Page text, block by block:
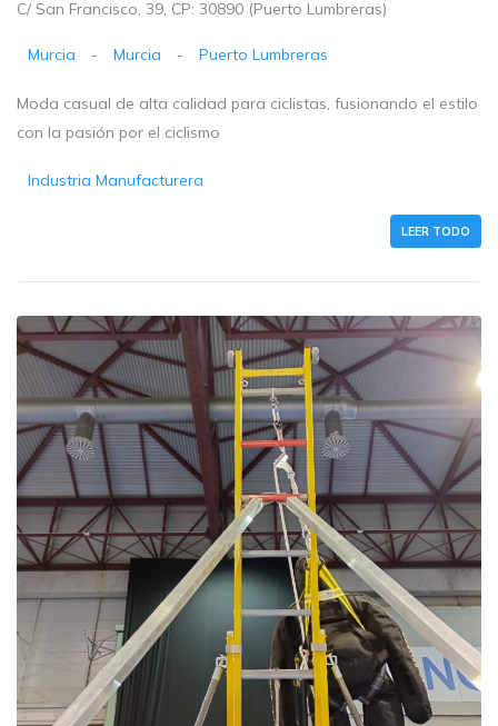
C/ San Francisco, 39, CP: 30890 (Puerto Lumbreras)
Murcia - Murcia - Puerto Lumbreras
Moda casual de alta calidad para ciclistas, fusionando el estilo
con la pasión por el ciclismo
Industria Manufacturera
LEER TODO